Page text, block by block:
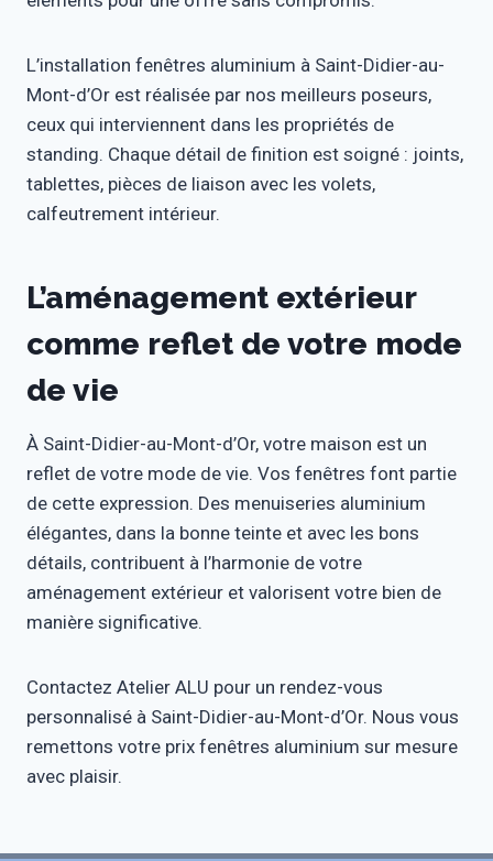
L’installation fenêtres aluminium à Saint-Didier-au-
Mont-d’Or est réalisée par nos meilleurs poseurs,
ceux qui interviennent dans les propriétés de
standing. Chaque détail de finition est soigné : joints,
tablettes, pièces de liaison avec les volets,
calfeutrement intérieur.
L’aménagement extérieur
comme reflet de votre mode
de vie
À Saint-Didier-au-Mont-d’Or, votre maison est un
reflet de votre mode de vie. Vos fenêtres font partie
de cette expression. Des menuiseries aluminium
élégantes, dans la bonne teinte et avec les bons
détails, contribuent à l’harmonie de votre
aménagement extérieur et valorisent votre bien de
manière significative.
Contactez Atelier ALU pour un rendez-vous
personnalisé à Saint-Didier-au-Mont-d’Or. Nous vous
remettons votre prix fenêtres aluminium sur mesure
avec plaisir.